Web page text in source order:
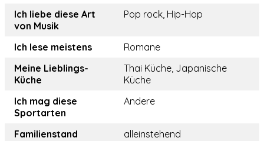
Ich liebe diese Art
von Musik
Pop rock, Hip-Hop
Ich lese meistens
Romane
Meine Lieblings-
Küche
Thai Küche, Japanische
Küche
Ich mag diese
Sportarten
Andere
Familienstand
alleinstehend